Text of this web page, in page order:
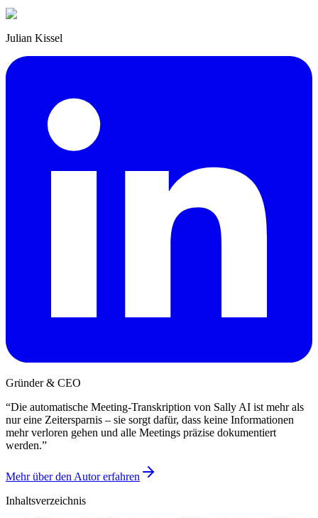
Julian Kissel
Gründer & CEO
“Die automatische Meeting-Transkription von Sally AI ist mehr als
nur eine Zeitersparnis – sie sorgt dafür, dass keine Informationen
mehr verloren gehen und alle Meetings präzise dokumentiert
werden.”
Mehr über den Autor erfahren
Inhaltsverzeichnis